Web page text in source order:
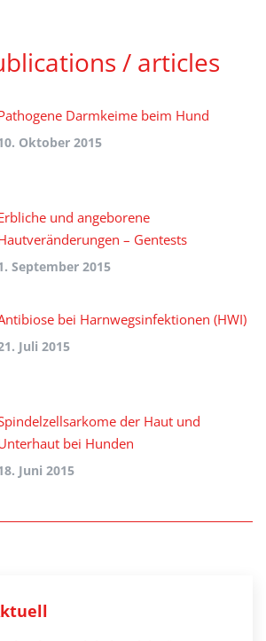
/ articles
Darmkeime beim Hund
Oktober 2015
und angeborene
– Gentests
September 2015
bei Harnwegsinfektionen (HWI)
Juli 2015
der Haut und
bei Hunden
Juni 2015